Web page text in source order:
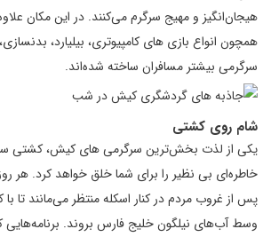
هیجان‌انگیز و مهیج سرگرم می‌کنند. در این مکان
همچون انواع بازی ‌های کامپیوتری، بیلیارد،
سرگرمی بیشتر مسافران ساخته شده‌اند.
شام روی کشتی
یکی از لذت بخش‌ترین سرگرمی های کیش، کشتی
پس از غروب مردم در کنار اسکله منتظر می‌مانند تا
وسط آب‌های نیلگون خلیج فارس بروند.